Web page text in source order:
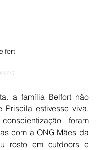
a família Belfort não
Priscila estivesse viva.
foram
com a ONG Mães da
rosto em outdoors e